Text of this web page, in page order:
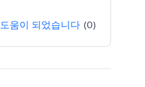
도움이 되었습니다 (0)